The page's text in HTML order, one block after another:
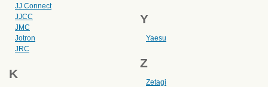
JJ Connect
JJCC
JMC
Jotron
JRC
K
Y
Yaesu
Z
Zetagi